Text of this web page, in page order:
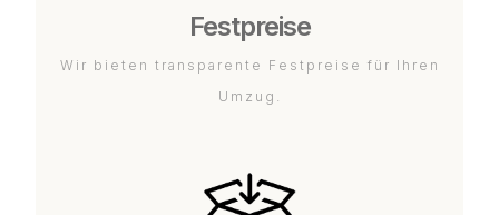
Festpreise
Wir bieten transparente Festpreise für Ihren
Umzug.